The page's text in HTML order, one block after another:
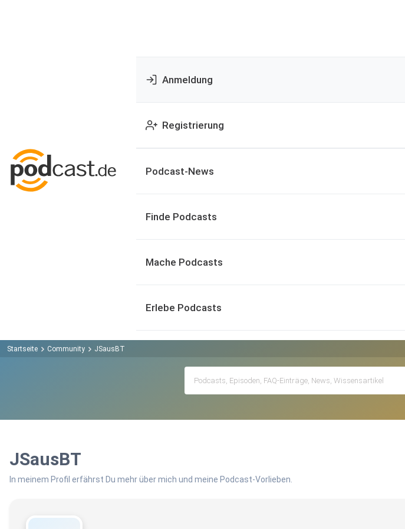
Anmeldung
Registrierung
Podcast-News
Finde Podcasts
Mache Podcasts
Erlebe Podcasts
Startseite Community JSausBT
JSausBT
In meinem Profil erfährst Du mehr über mich und meine Podcast-Vorlieben.